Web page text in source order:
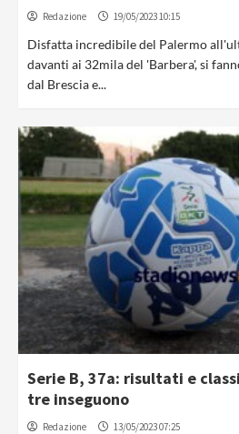
Redazione 19/05/2023 10:15
Disfatta incredibile del Palermo
davanti ai 32mila del 'Barbera', si
dal Brescia e...
Serie B, 37a: risultati e
tre inseguono
Redazione 13/05/2023 07:25